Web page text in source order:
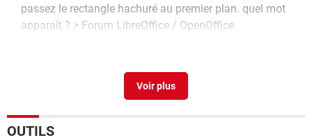
passez le rectangle hachuré au premier plan. quel mot
apparaît ? > Forum LibreOffice / OpenOffice
> Télécharger - Outils professionnels
OUTILS